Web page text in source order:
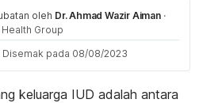
oleh Dr. Ahmad Wazir Aiman ·
Group
Disemak pada 08/08/2023
keluarga IUD adalah antara